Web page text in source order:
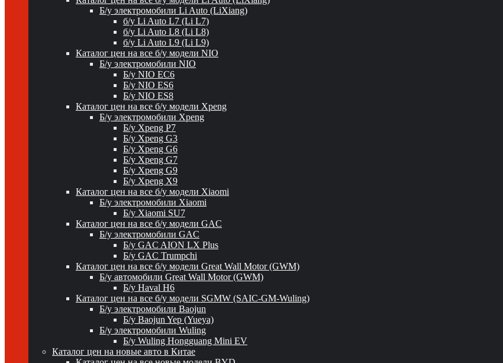
Б/у электромобили Li Auto (LiXiang)
б/у Li Auto L7 (Li L7)
б/у Li Auto L8 (Li L8)
б/у Li Auto L9 (Li L9)
Каталог цен на все б/у модели NIO
Б/у электромобили NIO
Б/у NIO EC6
Б/у NIO ES6
Б/у NIO ES8
Каталог цен на все б/у модели Xpeng
Б/у электромобили Xpeng
Б/у Xpeng P7
Б/у Xpeng G3
Б/у Xpeng G6
Б/у Xpeng G7
Б/у Xpeng G9
Б/у Xpeng X9
Каталог цен на все б/у модели Xiaomi
Б/у электромобили Xiaomi
Б/у Xiaomi SU7
Каталог цен на все б/у модели GAC
Б/у электромобили GAC
Б/у GAC AION LX Plus
Б/у GAC Trumpchi
Каталог цен на все б/у модели Great Wall Motor (GWM)
Б/у автомобили Great Wall Motor (GWM)
Б/у Haval H6
Каталог цен на все б/у модели SGMW (SAIC-GM-Wuling)
Б/у электромобили Baojun
Б/у Baojun Yep (Yueya)
Б/у электромобили Wuling
Б/у Wuling Hongguang Mini EV
Каталог цен на новые авто в Китае